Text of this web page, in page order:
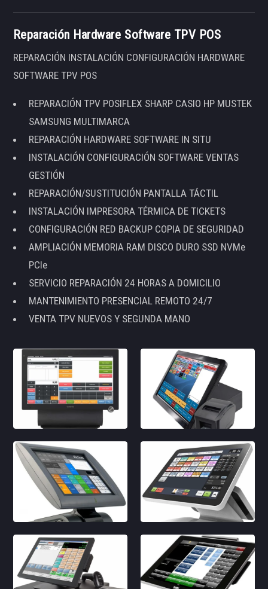
Reparación Hardware Software TPV POS
REPARACIÓN INSTALACIÓN CONFIGURACIÓN HARDWARE
SOFTWARE TPV POS
REPARACIÓN TPV POSIFLEX SHARP CASIO HP MUSTEK
SAMSUNG MULTIMARCA
REPARACIÓN HARDWARE SOFTWARE IN SITU
INSTALACIÓN CONFIGURACIÓN SOFTWARE VENTAS
GESTIÓN
REPARACIÓN/SUSTITUCIÓN PANTALLA TÁCTIL
INSTALACIÓN IMPRESORA TÉRMICA DE TICKETS
CONFIGURACIÓN RED BACKUP COPIA DE SEGURIDAD
AMPLIACIÓN MEMORIA RAM DISCO DURO SSD NVMe
PCIe
SERVICIO REPARACIÓN 24 HORAS A DOMICILIO
MANTENIMIENTO PRESENCIAL REMOTO 24/7
VENTA TPV NUEVOS Y SEGUNDA MANO